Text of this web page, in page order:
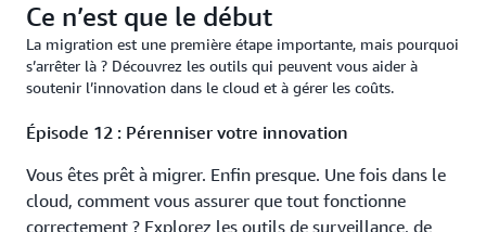
AWS
Épisode 11 : Réduction des frais d’exploitation
Votre application est opérationnelle dans le cloud. Mais
maintenant, vous devez trouver des moyens intelligents
d’éliminer les tâches lourdes indifférenciées. C’est là que
les services gérés entrent en jeu.
Ce n’est que le début
La migration est une première étape importante, mais pourquoi
s’arrêter là ? Découvrez les outils qui peuvent vous aider à
soutenir l’innovation dans le cloud et à gérer les coûts.
Épisode 12 : Pérenniser votre innovation
Vous êtes prêt à migrer. Enfin presque. Une fois dans le
cloud, comment vous assurer que tout fonctionne
correctement ? Explorez les outils de surveillance, de